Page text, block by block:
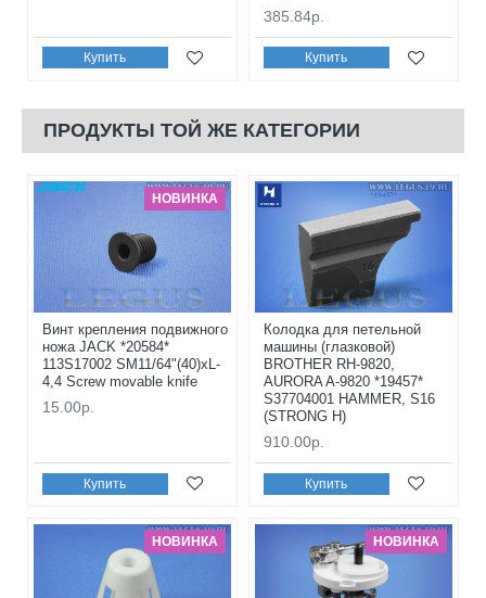
Купить
385.84р.
Купить
ПРОДУКТЫ ТОЙ ЖЕ КАТЕГОРИИ
НОВИНКА
Винт крепления подвижного
ножа JACK *20584*
113S17002 SM11/64"(40)xL-
4,4 Screw movable knife
15.00р.
Купить
Колодка для петельной
машины (глазковой)
BROTHER RH-9820,
AURORA A-9820 *19457*
S37704001 HAMMER, S16
(STRONG H)
910.00р.
Купить
НОВИНКА НОВИНКА